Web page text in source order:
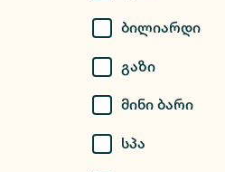
Ბილიარდი
Გაზი
Მინი Ბარი
Სპა